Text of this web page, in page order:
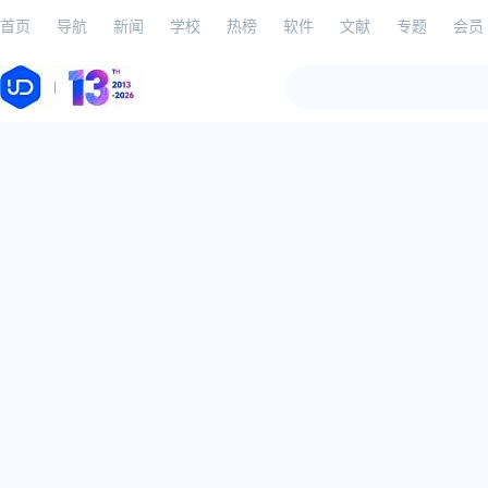
首页 导航 新闻 学校 热榜 软件 文献 专题 会员